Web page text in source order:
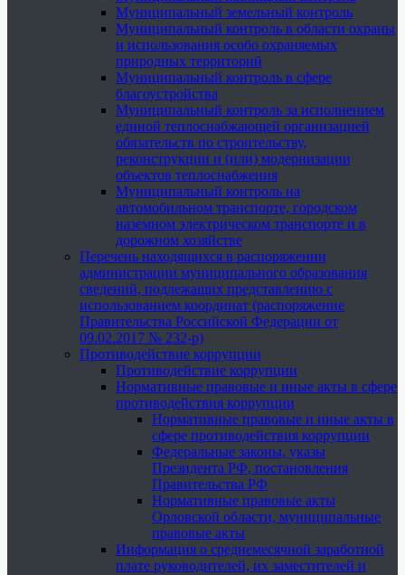
Муниципальный земельный контроль
Муниципальный контроль в области охраны
и использования особо охраняемых
природных территорий
Муниципальный контроль в сфере
благоустройства
Муниципальный контроль за исполнением
единой теплоснабжающей организацией
обязательств по строительству,
реконструкции и (или) модернизации
объектов теплоснабжения
Муниципальный контроль на
автомобильном транспорте, городском
наземном электрическом транспорте и в
дорожном хозяйстве
Перечень находящихся в распоряжении
администрации муниципального образования
сведений, подлежащих представлению с
использованием координат (распоряжение
Правительства Российской Федерации от
09.02.2017 № 232-р)
Противодействие коррупции
Противодействие коррупции
Нормативные правовые и иные акты в сфере
противодействия коррупции
Нормативные правовые и иные акты в
сфере противодействия коррупции
Федеральные законы, указы
Президента РФ, постановления
Правительства РФ
Нормативные правовые акты
Орловской области, муниципальные
правовые акты
Информация о среднемесячной заработной
плате руководителей, их заместителей и